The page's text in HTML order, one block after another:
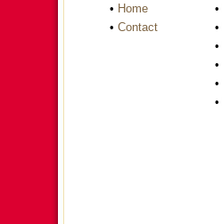
• Home
• Contact
•
•
•
•
•
•